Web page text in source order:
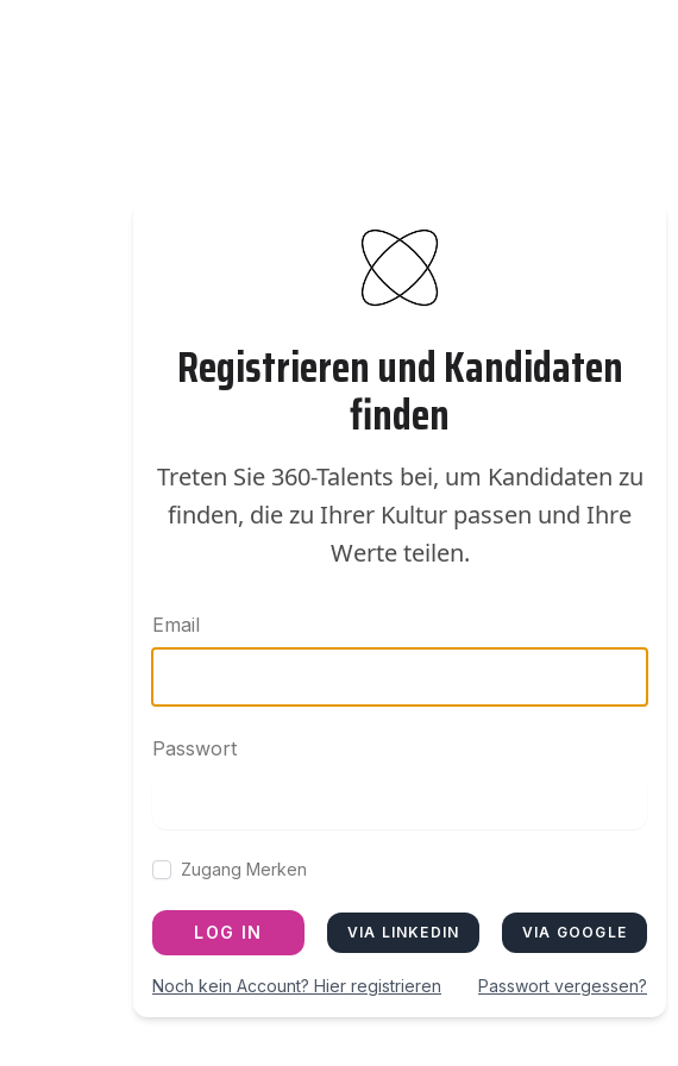
Registrieren und Kandidaten
finden
Treten Sie 360-Talents bei, um Kandidaten zu
finden, die zu Ihrer Kultur passen und Ihre
Werte teilen.
Email
Passwort
Zugang Merken
LOG IN VIA LINKEDIN VIA GOOGLE
Noch kein Account? Hier registrieren Passwort vergessen?